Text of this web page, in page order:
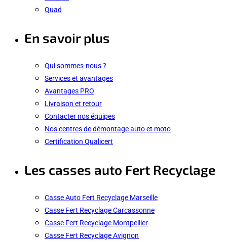
Quad
En savoir plus
Qui sommes-nous ?
Services et avantages
Avantages PRO
Livraison et retour
Contacter nos équipes
Nos centres de démontage auto et moto
Certification Qualicert
Les casses auto Fert Recyclage
Casse Auto Fert Recyclage Marseille
Casse Fert Recyclage Carcassonne
Casse Fert Recyclage Montpellier
Casse Fert Recyclage Avignon